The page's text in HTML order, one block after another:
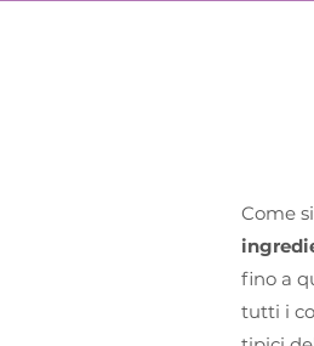
Come
fino a
tutti i